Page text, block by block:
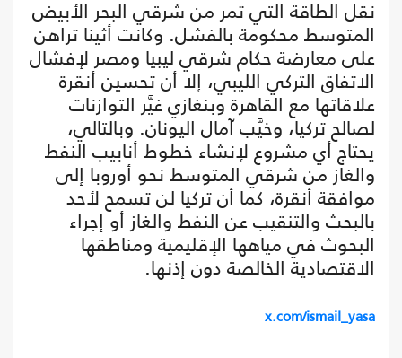
نقل الطاقة التي تمر من شرقي البحر الأبيض
المتوسط محكومة بالفشل. وكانت أثينا تراهن
على معارضة حكام شرقي ليبيا ومصر لإفشال
الاتفاق التركي الليبي، إلا أن تحسين أنقرة
علاقاتها مع القاهرة وبنغازي غيَّر التوازنات
لصالح تركيا، وخيَّب آمال اليونان. وبالتالي،
يحتاج أي مشروع لإنشاء خطوط أنابيب النفط
والغاز من شرقي المتوسط نحو أوروبا إلى
موافقة أنقرة، كما أن تركيا لن تسمح لأحد
بالبحث والتنقيب عن النفط والغاز أو إجراء
البحوث في مياهها الإقليمية ومناطقها
الاقتصادية الخالصة دون إذنها.
x.com/ismail_yasa